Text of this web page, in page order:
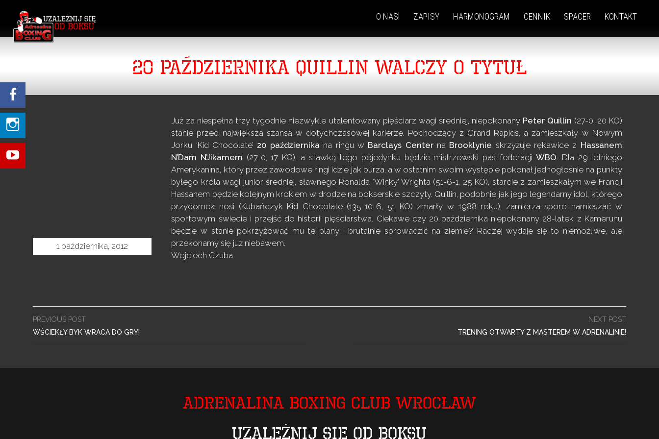
O NAS! ZAPISY HARMONOGRAM CENNIK SPACER KONTAKT
20 PAŹDZIERNIKA QUILLIN WALCZY O TYTUŁ
1 października, 2012
Już za niespełna trzy tygodnie niezwykle utalentowany pięściarz wagi średniej, niepokonany Peter Quillin (27-0, 20 KO)
stanie przed największą szansą w dotychczasowej karierze. Pochodzący z Grand Rapids, a zamieszkały w Nowym
Jorku ‘Kid Chocolate’ 20 października na ringu w Barclays Centerna Brooklynie skrzyżuje rękawice z Hassanem
N’Dam N’Jikamem (27-0, 17 KO), a stawką tego pojedynku będzie mistrzowski pas federacjiWBO. Dla 29-letniego
Amerykanina, który przez zawodowe ringi idzie jak burza, a w ostatnim swoim występie pokonał jednogłośnie na punkty
byłego króla wagi junior średniej, sławnego Ronalda ‘Winky’ Wrighta (51-6-1, 25 KO), starcie z zamieszkałym we Francji
Hassanem będzie kolejnym krokiem w drodze na bokserskie szczyty. Quillin, podobnie jak jego legendarny idol, którego
przydomek nosi (Kubańczyk Kid Chocolate (135-10-6, 51 KO) zmarły w 1988 roku), zamierza sporo namieszać w
sportowym świecie i przejść do historii pięściarstwa. Ciekawe czy 20 października niepokonany 28-latek z Kamerunu
będzie w stanie pokrzyżować mu te plany i brutalnie sprowadzić na ziemię? Raczej wydaje się to niemożliwe, ale
przekonamy się już niebawem.
Wojciech Czuba
navigation
PREVIOUS POST
WŚCIEKŁY BYK WRACA DO GRY!
NEXT POST
TRENING OTWARTY Z MASTEREM W ADRENALINIE!
Adrenalina Boxing Club Wrocław
Uzależnij się od boksu